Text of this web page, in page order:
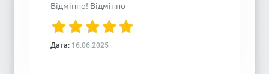
Відмінно! Відмінно
Дата: 16.06.2025